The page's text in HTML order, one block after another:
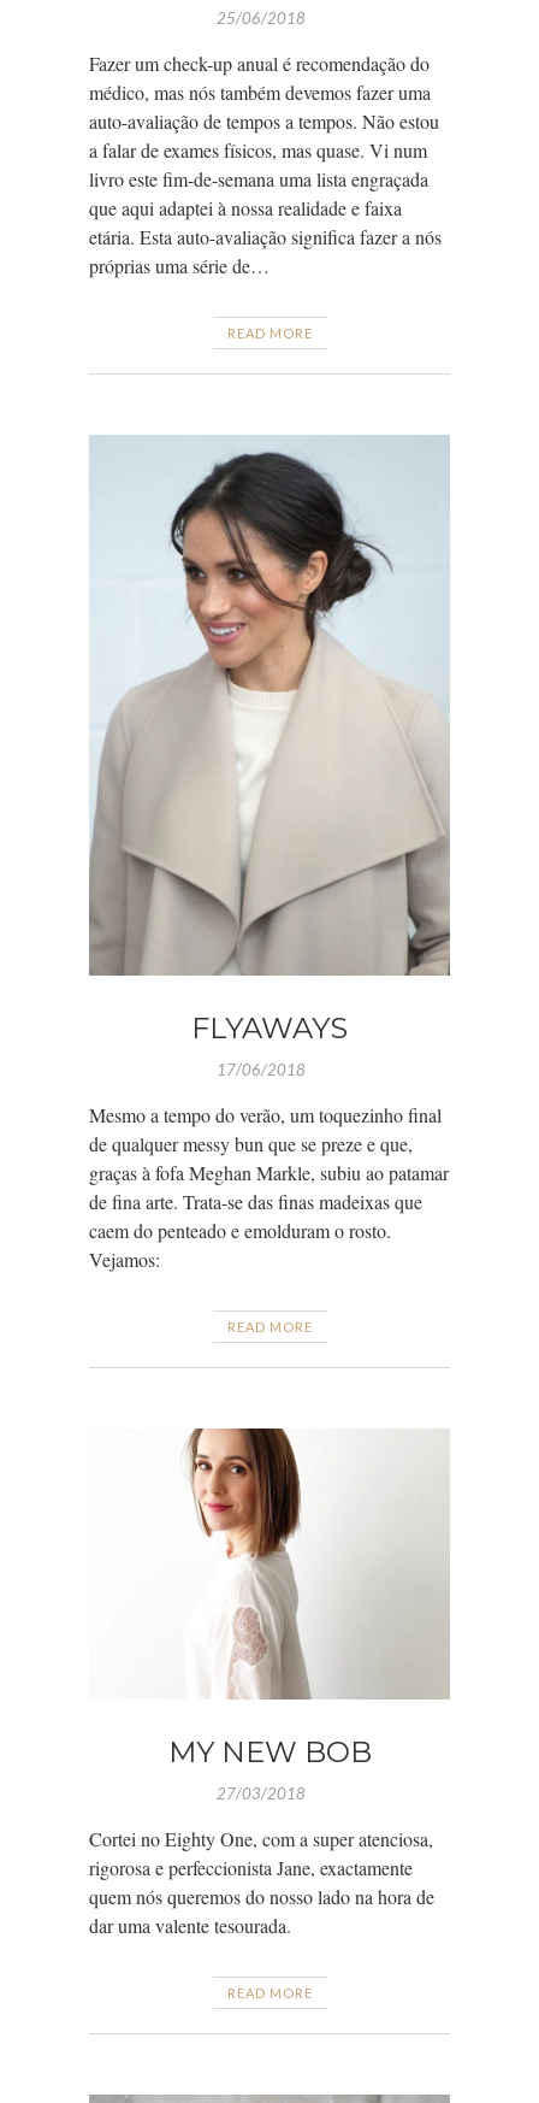
25/06/2018
Fazer um check-up anual é recomendação do
médico, mas nós também devemos fazer uma
auto-avaliação de tempos a tempos. Não estou
a falar de exames físicos, mas quase. Vi num
livro este fim-de-semana uma lista engraçada
que aqui adaptei à nossa realidade e faixa
etária. Esta auto-avaliação significa fazer a nós
próprias uma série de…
READ MORE
FLYAWAYS
17/06/2018
Mesmo a tempo do verão, um toquezinho final
de qualquer messy bun que se preze e que,
graças à fofa Meghan Markle, subiu ao patamar
de fina arte. Trata-se das finas madeixas que
caem do penteado e emolduram o rosto.
Vejamos:
READ MORE
MY NEW BOB
27/03/2018
Cortei no Eighty One, com a super atenciosa,
rigorosa e perfeccionista Jane, exactamente
quem nós queremos do nosso lado na hora de
dar uma valente tesourada.
READ MORE